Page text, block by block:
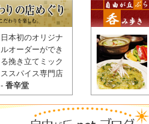
日本初のオリジナ
ルオーダーができ
る挽き立てミック
ススパイス専門店
- 香辛堂